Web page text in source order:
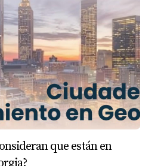
más altos dependiendo del
comprar. Es importante
fiscal o un agente
Eira Rivas para entender
pueden afectar tu inversión.
mejor las diferencias
al momento de comprar una
que están en